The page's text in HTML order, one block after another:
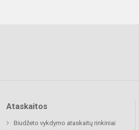
Ataskaitos
Biudžeto vykdymo ataskaitų rinkiniai